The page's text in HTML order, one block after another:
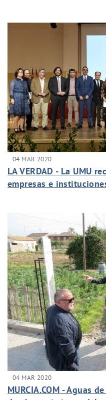
04 MAR 2020
LA VERDAD - La UMU
empresas e
04 MAR 2020
MURCIA.COM - Aguas